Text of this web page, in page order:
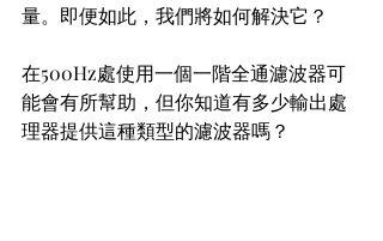
量。即便如此，我們將如何解決它？
在500Hz處使用一個一階全通濾波器可
能會有所幫助，但你知道有多少輸出處
理器提供這種類型的濾波器嗎？